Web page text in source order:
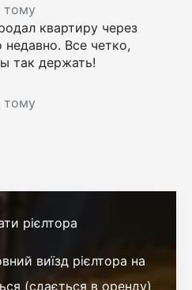
тому
квартиру через
недавно. Все четко,
так держать!
тому
рієлтора
виїзд рієлтора на
(сдається в оренду)